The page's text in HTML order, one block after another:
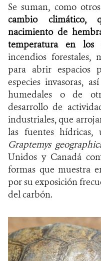
Se suman, como
cambio climático,
nacimiento de
temperatura
en los
incendios forestales,
para abrir espacios
especies invasoras,
humedales o de
desarrollo de
industriales, que
las fuentes
Graptemys
Unidos y Canadá
formas que muestra
por su exposición
del carbón.